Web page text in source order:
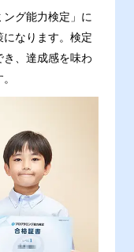
グ能力検定」に
なります。検定
、達成感を味わ